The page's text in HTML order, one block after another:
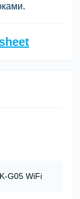
G05 WiFi